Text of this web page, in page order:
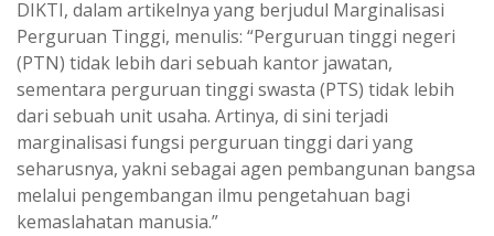
DIKTI, dalam artikelnya yang berjudul Marginalisasi
Perguruan Tinggi, menulis: “Perguruan tinggi negeri
(PTN) tidak lebih dari sebuah kantor jawatan,
sementara perguruan tinggi swasta (PTS) tidak lebih
dari sebuah unit usaha. Artinya, di sini terjadi
marginalisasi fungsi perguruan tinggi dari yang
seharusnya, yakni sebagai agen pembangunan bangsa
melalui pengembangan ilmu pengetahuan bagi
kemaslahatan manusia.”